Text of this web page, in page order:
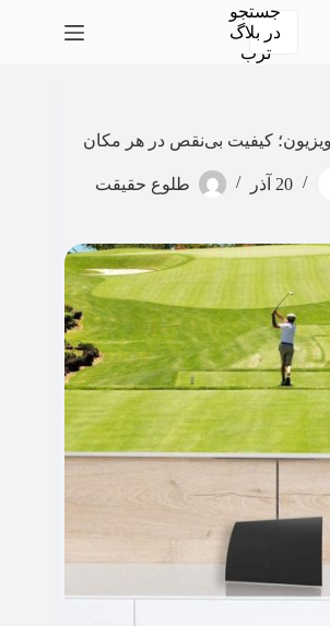
جستجو
در بلاگ
ترب
کیفیت بی‌نقص در هر مکان
20 آذر طلوع حقیقت